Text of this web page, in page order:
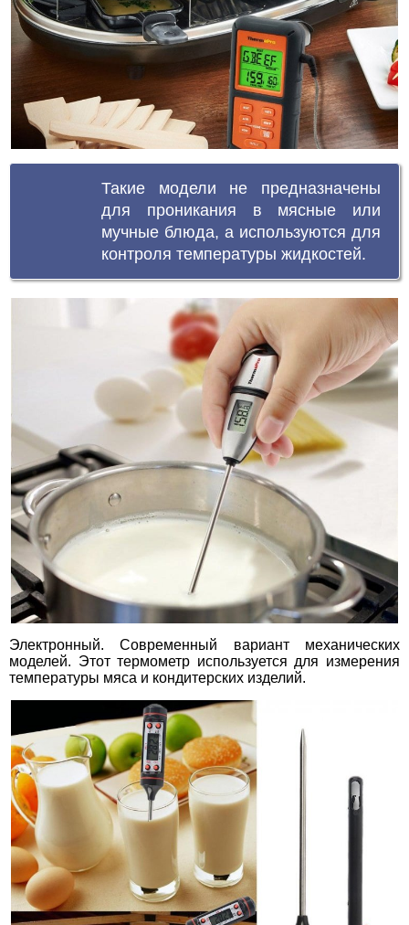
Такие модели не предназначены
для проникания в мясные или
мучные блюда, а используются для
контроля температуры жидкостей.
Электронный. Современный вариант механических
моделей. Этот термометр используется для измерения
температуры мяса и кондитерских изделий.